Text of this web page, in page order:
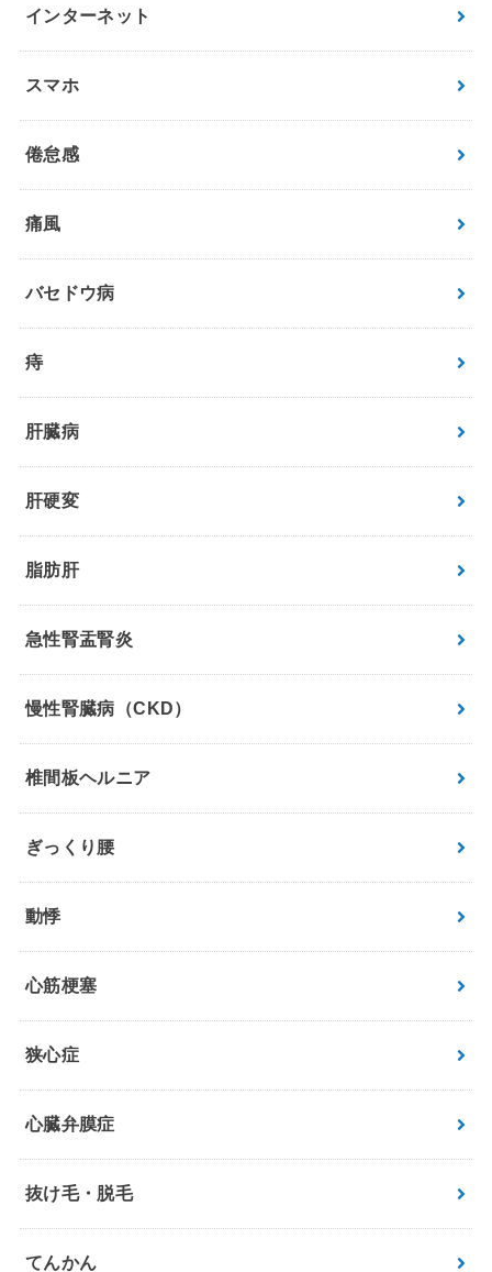
インターネット
スマホ
倦怠感
痛風
バセドウ病
痔
肝臓病
肝硬変
脂肪肝
急性腎盂腎炎
慢性腎臓病（CKD）
椎間板ヘルニア
ぎっくり腰
動悸
心筋梗塞
狭心症
心臓弁膜症
抜け毛・脱毛
てんかん